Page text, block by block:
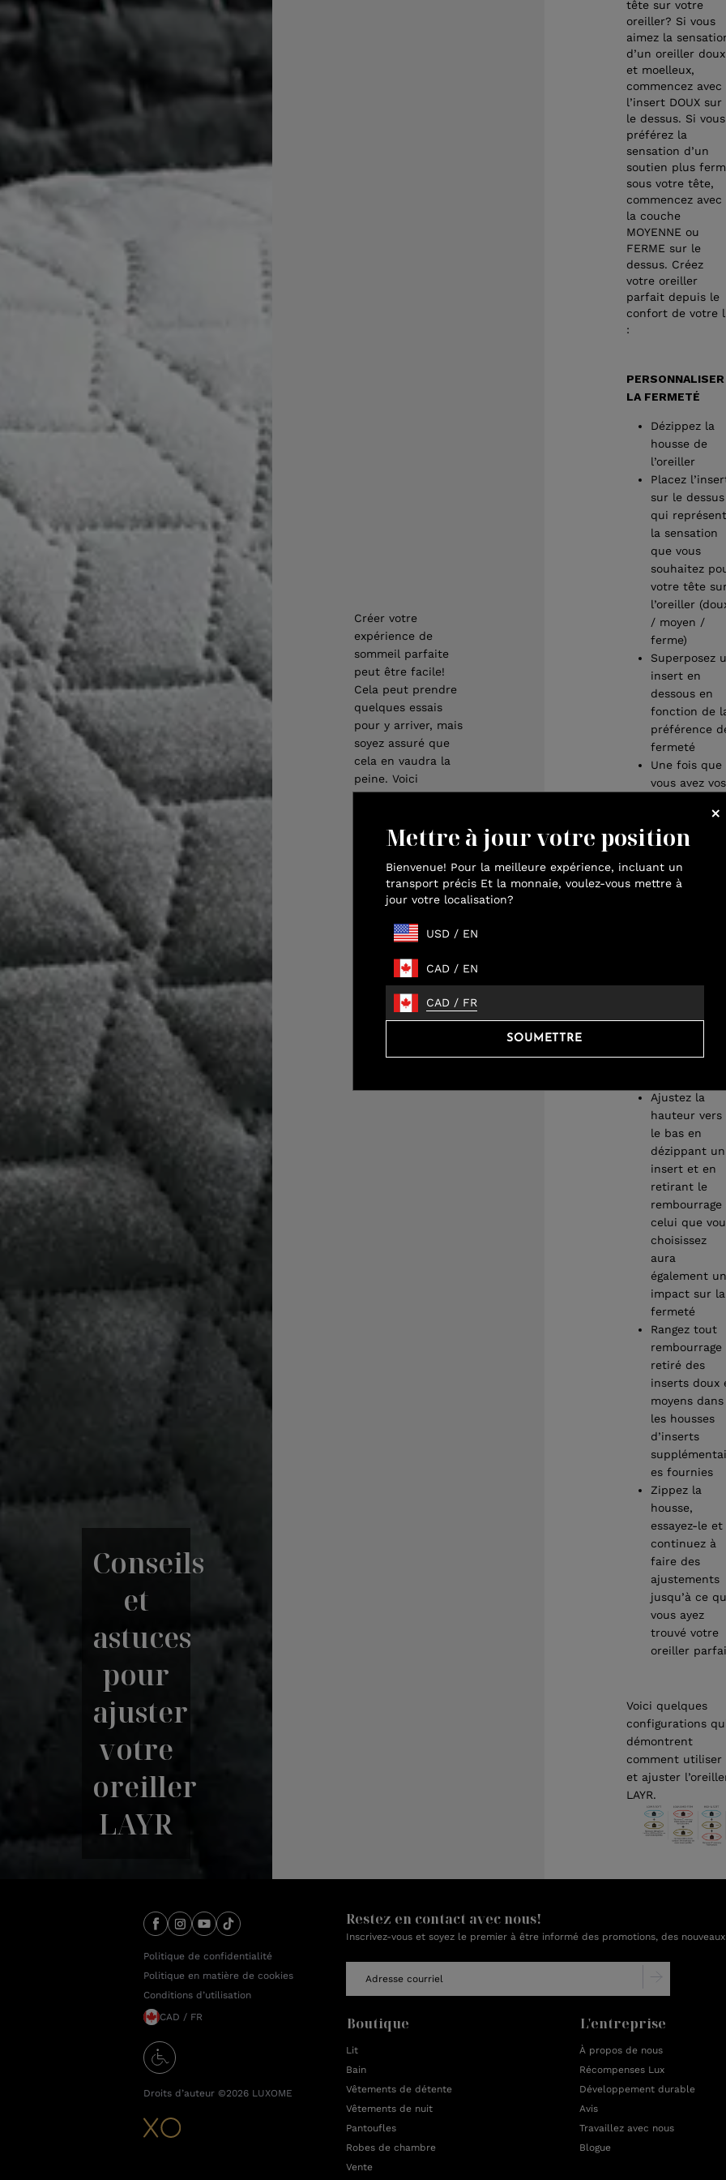
Mettre à jour votre position
Bienvenue! Pour la meilleure expérience, incluant un
transport précis Et la monnaie, voulez-vous mettre à
jour votre localisation?
USD/ EN
CAD/ EN
CAD/ FR
SOUMETTRE
Conseils
et
astuces
pour
ajuster
votre
oreiller
LAYR
Créer votre
expérience de
sommeil parfaite
peut être facile!
Cela peut prendre
quelques essais
pour y arriver, mais
soyez assuré que
cela en vaudra la
peine. Voici
quelques conseils
tirer le meilleur
parti de votre
nouvel oreiller
entièrement
personnalisable.
tête sur votre
oreiller? Si vous
aimez la
d’un oreiller doux
et moelleux,
commencez avec
l’insert DOUX sur
le dessus. Si vous
préférez la
sensation d’un
soutien plus
sous votre tête,
commencez avec
la couche
MOYENNE ou
FERME sur le
dessus. Créez
votre oreiller
parfait depuis le
confort de votre
:
PERSONNALISER
LA FERMETÉ
Dézippez la
housse de
l’oreiller
Placez
sur le dessus
qui
la sensation
que vous
souhaitez
votre tête
l’oreiller
/ moyen /
ferme)
Superposez
insert en
dessous en
fonction de
préférence
fermeté
Une fois que
vous avez vos
finement tout
personnalisant
la hauteur
l’insert
Ajustez la
hauteur vers
le bas en
dézippant un
insert et en
retirant le
rembourrage
celui que
choisissez
aura
également un
impact sur la
fermeté
Rangez tout
rembourrage
retiré des
inserts doux
moyens dans
les housses
d’inserts
es fournies
Zippez la
housse,
essayez-le et
continuez à
faire des
ajustements
jusqu’à ce
vous ayez
trouvé votre
oreiller
Voici quelques
configurations
démontrent
comment utiliser
et ajuster
LAYR.
Restez en contact avec nous!
Inscrivez-vous et soyez le premier à être informé des promotions, des
Boutique
Lit
Bain
Vêtements de détente
Vêtements de nuit
Pantoufles
Robes de chambre
Vente
L'entreprise
À propos de nous
Récompenses Lux
Développement durable
Avis
Travaillez avec nous
Blogue
Politique de confidentialité
Politique en matière de cookies
Conditions d’utilisation
CAD / FR
Droits d’auteur ©2026 LUXOME